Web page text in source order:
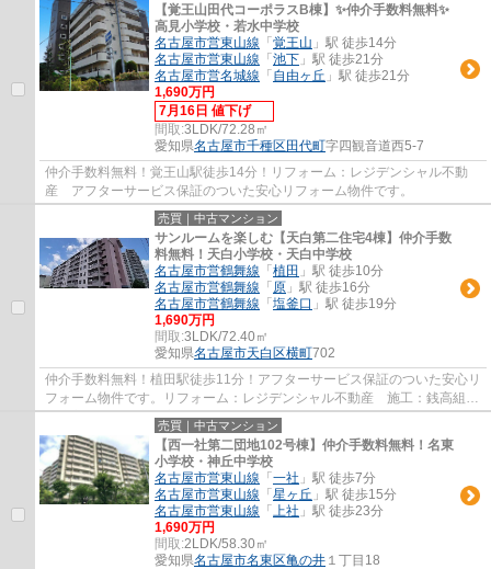
【覚王山田代コーポラスB棟】✨️仲介手数料無料✨️
高見小学校・若水中学校
名古屋市営東山線 「 覚王山 」駅 徒歩14分
名古屋市営東山線 「 池下 」駅 徒歩21分
名古屋市営名城線 「 自由ヶ丘 」駅 徒歩21分
1,690万円
7月16日 値下げ
間取:3LDK/72.28㎡
愛知県名古屋市千種区 田代町字四観音道西5-7
仲介手数料無料！覚王山駅徒歩14分！リフォーム：レジデンシャル不動
産 アフターサービス保証のついた安心リフォーム物件です。
売買｜中古マンション
サンルームを楽しむ【天白第二住宅4棟】仲介手数
料無料！天白小学校・天白中学校
名古屋市営鶴舞線 「 植田 」駅 徒歩10分
名古屋市営鶴舞線 「 原 」駅 徒歩16分
名古屋市営鶴舞線 「 塩釜口 」駅 徒歩19分
1,690万円
間取:3LDK/72.40㎡
愛知県名古屋市天白区横町702
仲介手数料無料！植田駅徒歩11分！アフターサービス保証のついた安心リ
フォーム物件です。リフォーム：レジデンシャル不動産 施工：銭高組
分譲主：名古屋市住宅供給公社
売買｜中古マンション
【西一社第二団地102号棟】仲介手数料無料！名東
小学校・神丘中学校
名古屋市営東山線 「 一社 」駅 徒歩7分
名古屋市営東山線 「 星ヶ丘 」駅 徒歩15分
名古屋市営東山線 「 上社 」駅 徒歩23分
1,690万円
間取:2LDK/58.30㎡
愛知県名古屋市名東区亀の井 １丁目18